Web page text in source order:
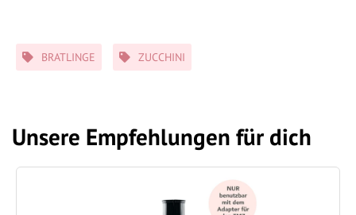
Schlagwörter
BRATLINGE ZUCCHINI
Unsere Empfehlungen für dich